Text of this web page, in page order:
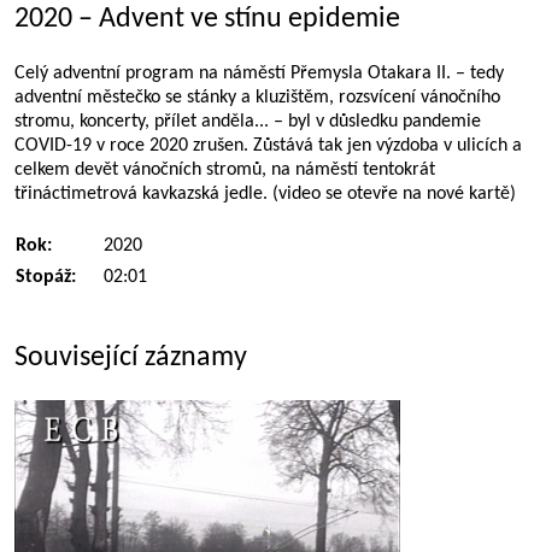
2020 – Advent ve stínu epidemie
Celý adventní program na náměstí Přemysla Otakara II. – tedy
adventní městečko se stánky a kluzištěm, rozsvícení vánočního
stromu, koncerty, přílet anděla... – byl v důsledku pandemie
COVID-19 v roce 2020 zrušen. Zůstává tak jen výzdoba v ulicích a
celkem devět vánočních stromů, na náměstí tentokrát
třináctimetrová kavkazská jedle. (video se otevře na nové kartě)
Rok:
2020
Stopáž:
02:01
Související záznamy